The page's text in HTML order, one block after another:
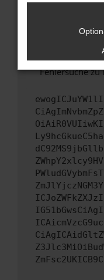
Wende dich
Wenn du alle
hast,
versuchen,
uns diesen
Fehlersuche zu